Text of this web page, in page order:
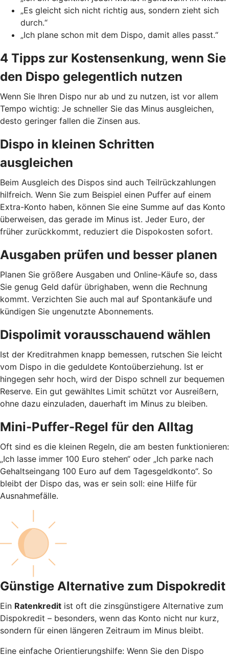
„Es gleicht sich nicht richtig aus, sondern zieht sich
durch.“
„Ich plane schon mit dem Dispo, damit alles passt.“
4 Tipps zur Kostensenkung, wenn Sie
den Dispo gelegentlich nutzen
Wenn Sie Ihren Dispo nur ab und zu nutzen, ist vor allem
Tempo wichtig: Je schneller Sie das Minus ausgleichen,
desto geringer fallen die Zinsen aus.
Dispo in kleinen Schritten
ausgleichen
Beim Ausgleich des Dispos sind auch Teilrückzahlungen
hilfreich. Wenn Sie zum Beispiel einen Puffer auf einem
Extra-Konto haben, können Sie eine Summe auf das Konto
überweisen, das gerade im Minus ist. Jeder Euro, der
früher zurückkommt, reduziert die Dispokosten sofort.
Ausgaben prüfen und besser planen
Planen Sie größere Ausgaben und Online-Käufe so, dass
Sie genug Geld dafür übrighaben, wenn die Rechnung
kommt. Verzichten Sie auch mal auf Spontankäufe und
kündigen Sie ungenutzte Abonnements.
Dispolimit vorausschauend wählen
Ist der Kreditrahmen knapp bemessen, rutschen Sie leicht
vom Dispo in die geduldete Kontoüberziehung. Ist er
hingegen sehr hoch, wird der Dispo schnell zur bequemen
Reserve. Ein gut gewähltes Limit schützt vor Ausreißern,
ohne dazu einzuladen, dauerhaft im Minus zu bleiben.
Mini-Puffer-Regel für den Alltag
Oft sind es die kleinen Regeln, die am besten funktionieren:
„Ich lasse immer 100 Euro stehen“ oder „Ich parke nach
Gehaltseingang 100 Euro auf dem Tagesgeldkonto“. So
bleibt der Dispo das, was er sein soll: eine Hilfe für
Ausnahmefälle.
Günstige Alternative zum Dispokredit
Ein Ratenkredit ist oft die zinsgünstigere Alternative zum
Dispokredit – besonders, wenn das Konto nicht nur kurz,
sondern für einen längeren Zeitraum im Minus bleibt.
Eine einfache Orientierungshilfe: Wenn Sie den Dispo